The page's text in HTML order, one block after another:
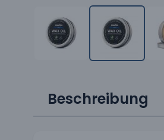
Beschreibung